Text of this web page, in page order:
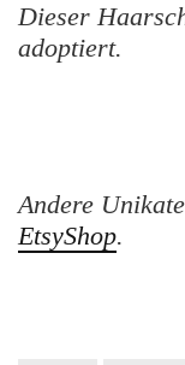
Dieser
adoptiert.
Andere
EtsyShop.